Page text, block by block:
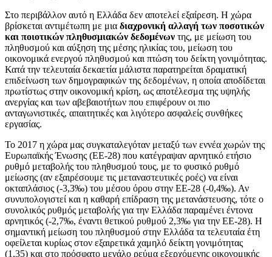
Στο περιβάλλον αυτό η Ελλάδα δεν αποτελεί εξαίρεση. Η χώρα
βρίσκεται αντιμέτωπη με μια διαχρονική αλλαγή των ποσοτικών
και ποιοτικών πληθυσμιακών δεδομένων της, με μείωση του
πληθυσμού και αύξηση της μέσης ηλικίας του, μείωση του
οικονομικά ενεργού πληθυσμού και πτώση του δείκτη γονιμότητας.
Κατά την τελευταία δεκαετία μάλιστα παρατηρείται δραματική
επιδείνωση των δημογραφικών της δεδομένων, η οποία αποδίδεται
πρωτίστως στην οικονομική κρίση, ως αποτέλεσμα της υψηλής
ανεργίας και των αβεβαιοτήτων που επιφέρουν οι πιο
ανταγωνιστικές, απαιτητικές και λιγότερο ασφαλείς συνθήκες
εργασίας.
Το 2017 η χώρα μας συγκαταλεγόταν μεταξύ των εννέα χωρών της
Ευρωπαϊκής Ένωσης (ΕΕ-28) που κατέγραψαν αρνητικό ετήσιο
ρυθμό μεταβολής του πληθυσμού τους, με το φυσικό ρυθμό
μείωσης (αν εξαιρέσουμε τις μεταναστευτικές ροές) να είναι
οκταπλάσιος (-3,3‰) του μέσου όρου στην ΕΕ-28 (-0,4‰). Αν
συνυπολογιστεί και η καθαρή επίδραση της μετανάστευσης, τότε ο
συνολικός ρυθμός μεταβολής για την Ελλάδα παραμένει έντονα
αρνητικός (-2,7‰, έναντι θετικού ρυθμού 2,3‰ για την ΕΕ-28). Η
σημαντική μείωση του πληθυσμού στην Ελλάδα τα τελευταία έτη
οφείλεται κυρίως στον εξαιρετικά χαμηλό δείκτη γονιμότητας
(1,35) και στο πρόσφατο μεγάλο ρεύμα εξερχόμενης οικονομικής